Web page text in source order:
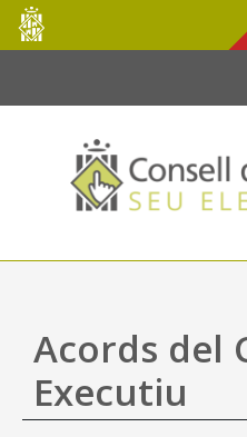
Salta al contingut principal
Consell
de
Mallorca
Acords del
Executiu